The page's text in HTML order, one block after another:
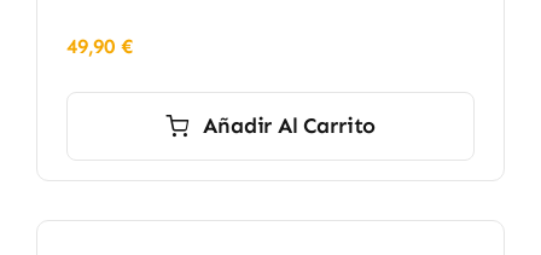
49,90 €
Añadir Al Carrito